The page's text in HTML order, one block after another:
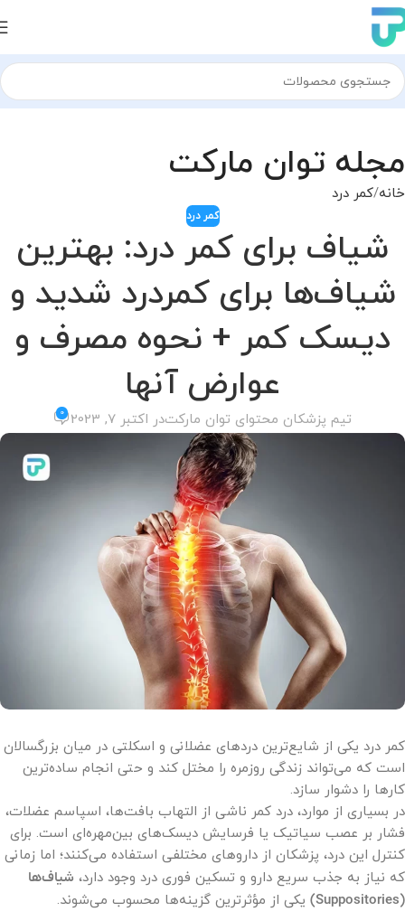
مجله توان مارکت
خانه کمر درد
کمر درد
شیاف برای کمر درد: بهترین
شیاف‌ها برای کمردرد شدید و
دیسک کمر + نحوه مصرف و
عوارض آنها
تیم پزشکان محتوای توان مارکتدر اکتبر 7, 2023 0
کمر درد یکی از شایع‌ترین دردهای عضلانی و اسکلتی در میان بزرگسالان
است که می‌تواند زندگی روزمره را مختل کند و حتی انجام ساده‌ترین
کارها را دشوار سازد.
در بسیاری از موارد، درد کمر ناشی از التهاب بافت‌ها، اسپاسم عضلات،
فشار بر عصب سیاتیک یا فرسایش دیسک‌های بین‌مهره‌ای است. برای
کنترل این درد، پزشکان از داروهای مختلفی استفاده می‌کنند؛ اما زمانی
که نیاز به جذب سریع دارو و تسکین فوری درد وجود دارد، شیاف‌ها
(Suppositories)
یکی از مؤثرترین گزینه‌ها محسوب می‌شوند.